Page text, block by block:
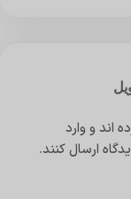
اند و وارد
ارسال کنند.